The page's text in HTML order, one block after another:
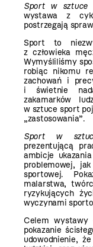
Sport w sztuce
wystawa z
postrzegają
Sport to
z człowieka
Wymyśliliśmy
robiąc nikomu
zachowań i
i świetnie
zakamarków
w sztuce sport
„zastosowania”.
Sport w
prezentującą
ambicje
problemowej,
sportowej.
malarstwa,
ryzykujących
wyczynami
Celem wystawy
pokazanie
udowodnienie,